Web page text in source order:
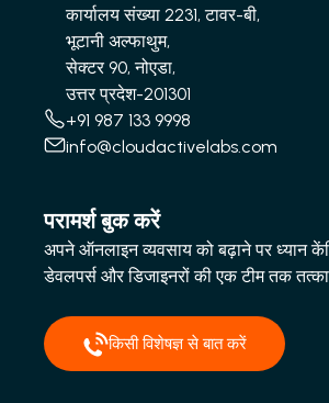
कार्यालय संख्या 2231, टावर-बी,
भूटानी अल्फाथुम,
सेक्टर 90, नोएडा,
उत्तर प्रदेश-201301
+91 987 133 9998
info@cloudactivelabs.com
परामर्श बुक करें
अपने ऑनलाइन व्यवसाय को बढ़ाने पर ध्यान
डेवलपर्स और डिजाइनरों की एक टीम तक
किसी विशेषज्ञ से बात करें